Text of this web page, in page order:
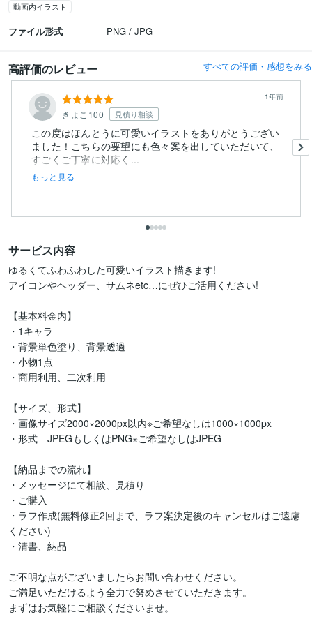
動画内イラスト
ファイル形式 PNG / JPG
高評価のレビュー すべての評価・感想をみる
きよこ100 見積り相談
1年前
この度はほんとうに可愛いイラストをありがとうござい
ました！こちらの要望にも色々案を出していただいて、
すごくご丁寧に対応く...
もっと見る
サービス内容
ゆるくてふわふわした可愛いイラスト描きます!
アイコンやヘッダー、サムネetc…にぜひご活用ください!
【基本料金内】
・1キャラ
・背景単色塗り、背景透過
・小物1点
・商用利用、二次利用
【サイズ、形式】
・画像サイズ2000×2000px以内※ご希望なしは1000×1000px
・形式　JPEGもしくはPNG※ご希望なしはJPEG
【納品までの流れ】
・メッセージにて相談、見積り
・ご購入
・ラフ作成(無料修正2回まで、ラフ案決定後のキャンセルはご遠慮
ください)
・清書、納品
ご不明な点がございましたらお問い合わせください。
ご満足いただけるよう全力で努めさせていただきます。
まずはお気軽にご相談くださいませ。